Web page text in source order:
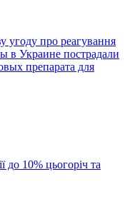
угоду про реагування
в Украине пострадали
препарата для
до 10% цьогоріч та